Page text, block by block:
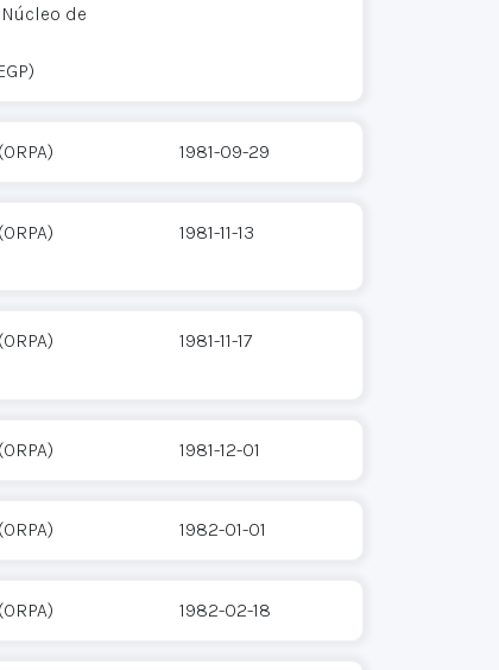
de
1981-09-29
1981-11-13
1981-11-17
1981-12-01
1982-01-01
1982-02-18